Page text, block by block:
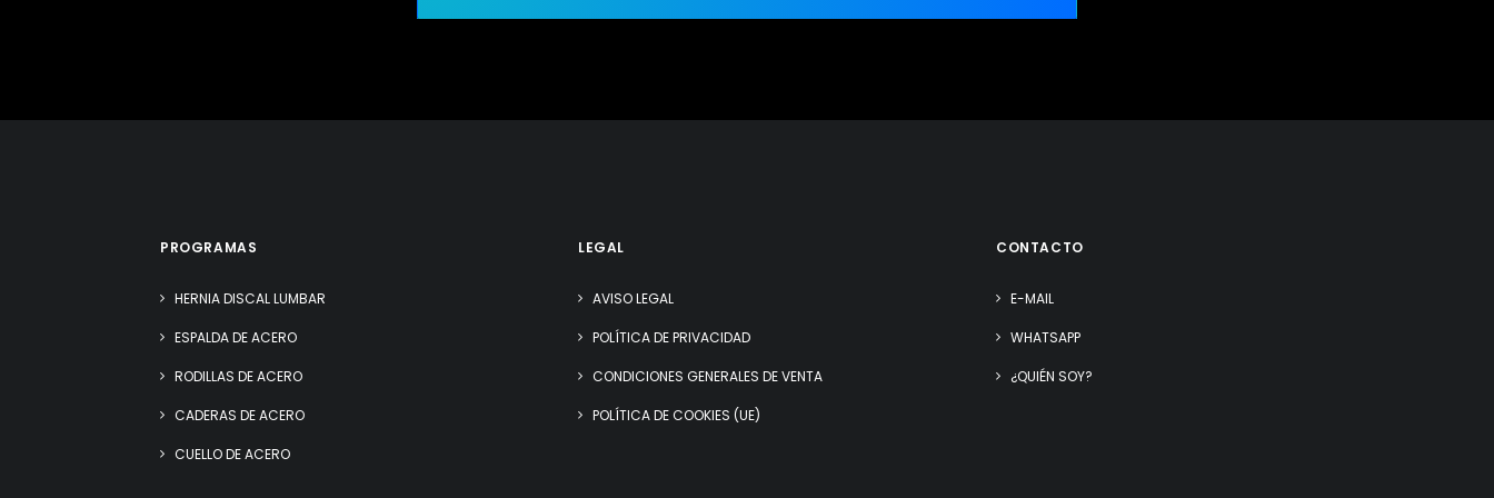
PROGRAMAS
HERNIA DISCAL LUMBAR
ESPALDA DE ACERO
RODILLAS DE ACERO
CADERAS DE ACERO
CUELLO DE ACERO
LEGAL
AVISO LEGAL
POLÍTICA DE PRIVACIDAD
CONDICIONES GENERALES DE VENTA
POLÍTICA DE COOKIES (UE)
CONTACTO
E-MAIL
WHATSAPP
¿QUIÉN SOY?